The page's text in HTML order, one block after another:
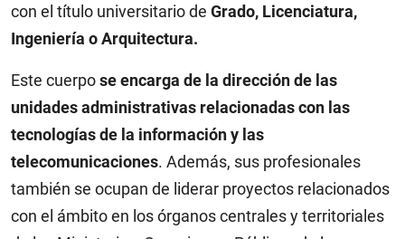
con el título universitario de Grado, Licenciatura,
Ingeniería o Arquitectura.
Este cuerpose encarga de la dirección de las
unidades administrativas relacionadas con las
tecnologías de la información y las
telecomunicaciones. Además, sus profesionales
también se ocupan de liderar proyectos relacionados
con el ámbito en los órganos centrales y territoriales